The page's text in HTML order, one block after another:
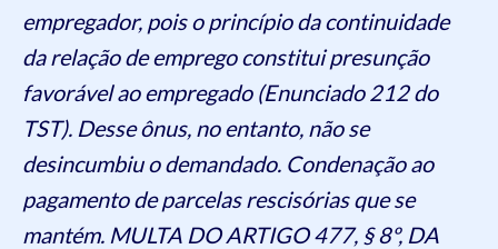
empregador, pois o princípio da continuidade
da relação de emprego constitui presunção
favorável ao empregado (Enunciado 212 do
TST). Desse ônus, no entanto, não se
desincumbiu o demandado. Condenação ao
pagamento de parcelas rescisórias que se
mantém. MULTA DO ARTIGO 477, § 8º, DA